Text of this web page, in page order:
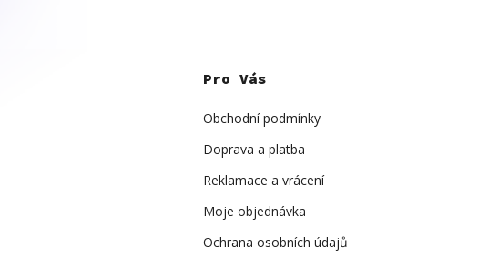
Pro Vás
Obchodní podmínky
Doprava a platba
Reklamace a vrácení
Moje objednávka
Ochrana osobních údajů